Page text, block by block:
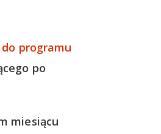
programu
po
miesiącu